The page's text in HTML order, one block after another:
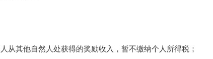
从其他自然人处获得的奖励收入，暂不缴纳个人所得税；